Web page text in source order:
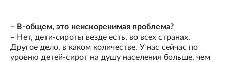
– В-общем, это неискоренимая проблема?
– Нет, дети-сироты везде есть, во всех странах.
Другое дело, в каком количестве. У нас сейчас по
уровню детей-сирот на душу населения больше, чем